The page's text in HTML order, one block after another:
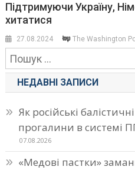
Підтримуючи Україну,
хитатися
27.08.2024 The Washington
НЕДАВНІ ЗАПИСИ
Як російські
прогалини в системі
07.08.2026
«Медові пастки»